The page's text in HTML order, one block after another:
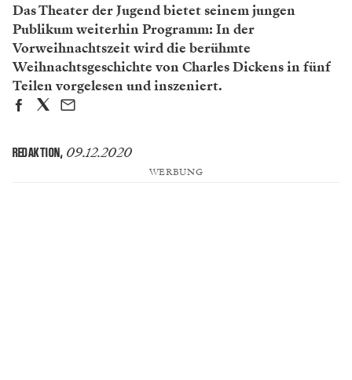
Das Theater der Jugend bietet seinem jungen
Publikum weiterhin Programm: In der
Vorweihnachtszeit wird die berühmte
Weihnachtsgeschichte von Charles Dickens in fünf
Teilen vorgelesen und inszeniert.
REDAKTION, 09.12.2020
WERBUNG